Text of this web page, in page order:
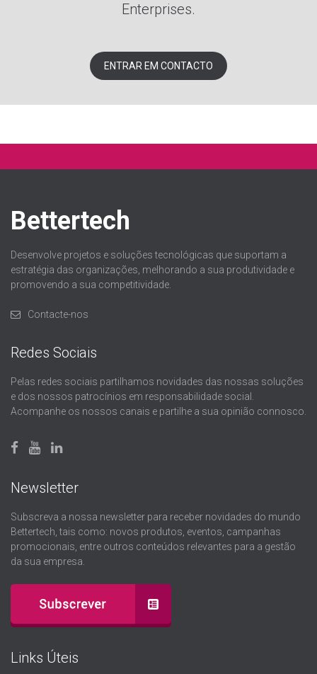
Enterprises.
ENTRAR EM CONTACTO
Bettertech
Desenvolve projetos e soluções tecnológicas que suportam a
estratégia das organizações, melhorando a sua produtividade e
promovendo a sua competitividade.
Contacte-nos
Redes Sociais
Pelas redes sociais partilhamos novidades das nossas soluções
e dos nossos patrocínios em responsabilidade social.
Acompanhe os nossos canais e partilhe a sua opinião connosco.
Newsletter
Subscreva a nossa newsletter para receber novidades do mundo
Bettertech, tais como: novos produtos, eventos, campanhas
promocionais, entre outros conteúdos relevantes para a gestão
da sua empresa.
Links Úteis